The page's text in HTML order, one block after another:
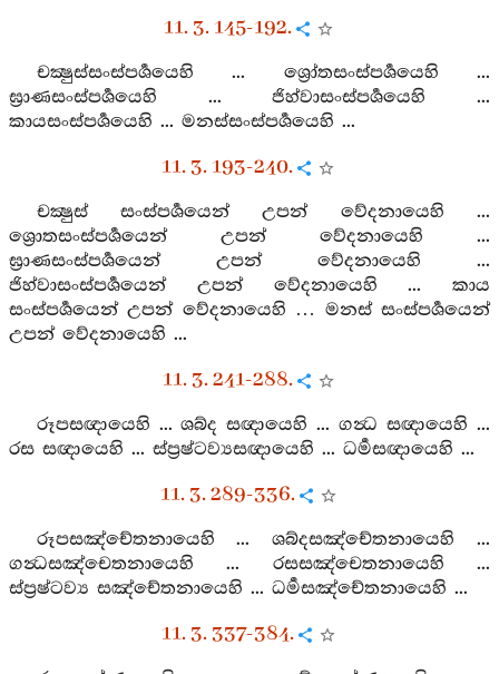
11. 3. 145-192.
චක්‍ෂුස්සංස්පර්‍ශයෙහි ... ශ්‍රෝතසංස්පර්‍ශයෙහි ...
ඝ්‍රාණසංස්පර්‍ශයෙහි ... ජිහ්වාසංස්පර්‍ශයෙහි ...
කායසංස්පර්‍ශයෙහි ... මනස්සංස්පර්‍ශයෙහි ...
11. 3. 193-240.
චක්‍ෂුස් සංස්පර්‍ශයෙන් උපන් වේදනායෙහි ...
ශ්‍රොතසංස්පර්‍ශයෙන් උපන් වේදනායෙහි ...
ඝ්‍රාණසංස්පර්‍ශයෙන් උපන් වේදනායෙහි ...
ජිහ්වාසංස්පර්‍ශයෙන් උපන් වේදනායෙහි ... කාය
සංස්පර්‍ශයෙන් උපන් වේදනායෙහි … මනස් සංස්පර්‍ශයෙන්
උපන් වේදනායෙහි ...
11. 3. 241-288.
රූපසඥායෙහි ... ශබ්ද සඥායෙහි ... ගන්‍ධ සඥායෙහි ...
රස සඥායෙහි ... ස්ප්‍රෂ්ටව්‍යසඥායෙහි ... ධර්‍මසඥායෙහි ...
11. 3. 289-336.
රූපසඤ්චේතනායෙහි ... ශබ්දසඤ්චේතනායෙහි ...
ගන්‍ධසඤ්චෙතනායෙහි ... රසසඤ්චෙතනායෙහි ...
ස්ප්‍රෂ්ටව්‍ය සඤ්චේතනායෙහි ... ධර්‍මසඤ්චේතනායෙහි ...
11. 3. 337-384.